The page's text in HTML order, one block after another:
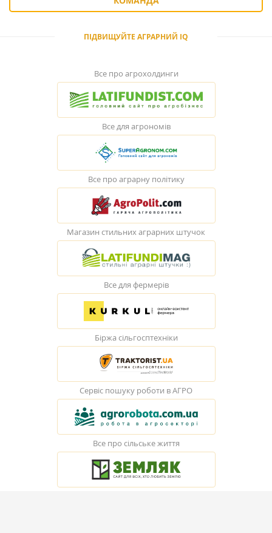
ПІДВИЩУЙТЕ АГРАРНИЙ IQ
Все про агрохолдинги
Все для агрономів
Все про аграрну політику
Магазин стильних аграрних штучок
Все для фермерів
Біржа сільгосптехніки
Сервіс пошуку роботи в АГРО
Все про сільське життя